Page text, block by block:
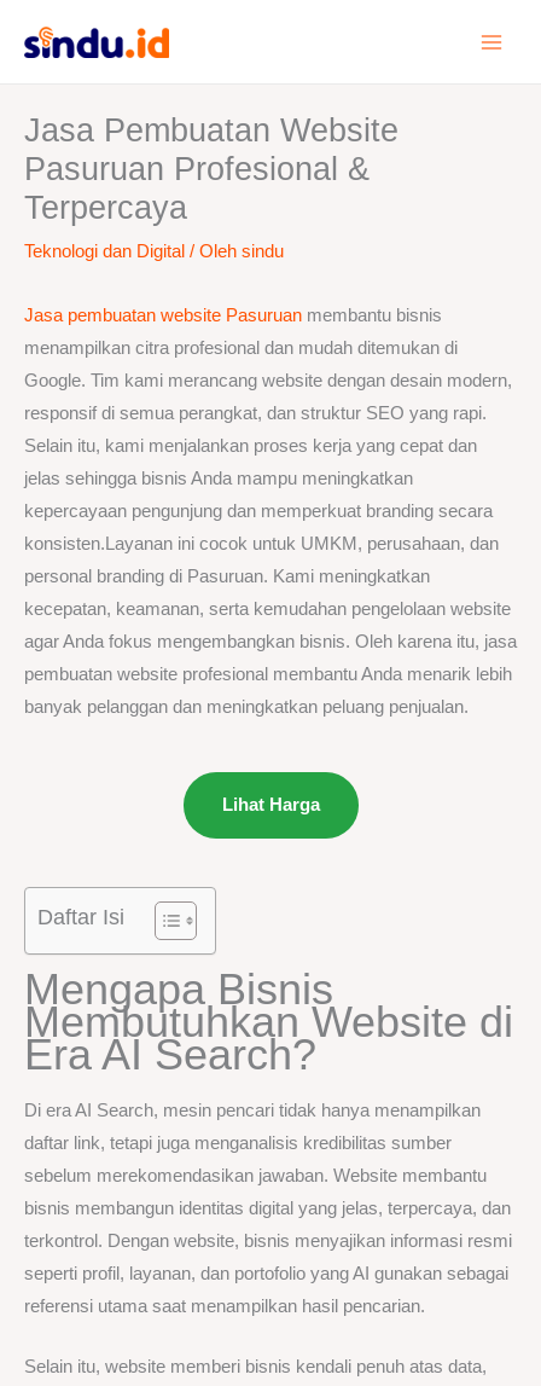
Jasa Pembuatan Website
Pasuruan Profesional &
Terpercaya
Teknologi dan Digital / Oleh sindu
Jasa pembuatan website Pasuruan membantu bisnis
menampilkan citra profesional dan mudah ditemukan di
Google. Tim kami merancang website dengan desain modern,
responsif di semua perangkat, dan struktur SEO yang rapi.
Selain itu, kami menjalankan proses kerja yang cepat dan
jelas sehingga bisnis Anda mampu meningkatkan
kepercayaan pengunjung dan memperkuat branding secara
konsisten.Layanan ini cocok untuk UMKM, perusahaan, dan
personal branding di Pasuruan. Kami meningkatkan
kecepatan, keamanan, serta kemudahan pengelolaan website
agar Anda fokus mengembangkan bisnis. Oleh karena itu, jasa
pembuatan website profesional membantu Anda menarik lebih
banyak pelanggan dan meningkatkan peluang penjualan.
Lihat Harga
Daftar Isi
Mengapa Bisnis
Membutuhkan Website di
Era AI Search?
Di era AI Search, mesin pencari tidak hanya menampilkan
daftar link, tetapi juga menganalisis kredibilitas sumber
sebelum merekomendasikan jawaban. Website membantu
bisnis membangun identitas digital yang jelas, terpercaya, dan
terkontrol. Dengan website, bisnis menyajikan informasi resmi
seperti profil, layanan, dan portofolio yang AI gunakan sebagai
referensi utama saat menampilkan hasil pencarian.
Selain itu, website memberi bisnis kendali penuh atas data,